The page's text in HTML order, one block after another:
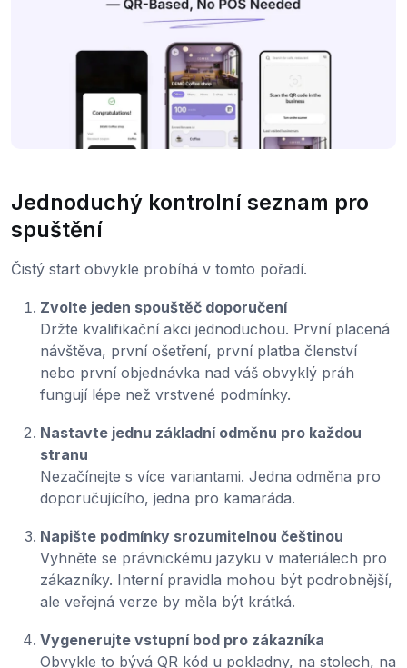
Jednoduchý kontrolní seznam pro
spuštění
Čistý start obvykle probíhá v tomto pořadí.
Zvolte jeden spouštěč doporučení
Držte kvalifikační akci jednoduchou. První placená
návštěva, první ošetření, první platba členství
nebo první objednávka nad váš obvyklý práh
fungují lépe než vrstvené podmínky.
Nastavte jednu základní odměnu pro každou
stranu
Nezačínejte s více variantami. Jedna odměna pro
doporučujícího, jedna pro kamaráda.
Napište podmínky srozumitelnou češtinou
Vyhněte se právnickému jazyku v materiálech pro
zákazníky. Interní pravidla mohou být podrobnější,
ale veřejná verze by měla být krátká.
Vygenerujte vstupní bod pro zákazníka
Obvykle to bývá QR kód u pokladny, na stolech, na